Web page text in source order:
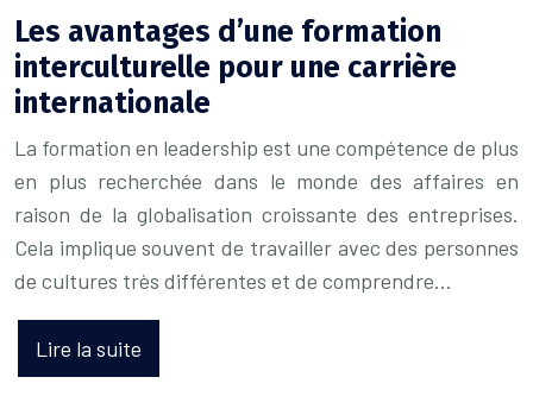
Les avantages d’une formation
interculturelle pour une carrière
internationale
La formation en leadership est une compétence de plus
en plus recherchée dans le monde des affaires en
raison de la globalisation croissante des entreprises.
Cela implique souvent de travailler avec des personnes
de cultures très différentes et de comprendre…
Lire la suite